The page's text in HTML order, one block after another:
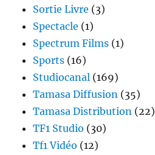
Sortie Livre (3)
Spectacle (1)
Spectrum Films (1)
Sports (16)
Studiocanal (169)
Tamasa Diffusion (35)
Tamasa Distribution (22)
TF1 Studio (30)
Tf1 Vidéo (12)